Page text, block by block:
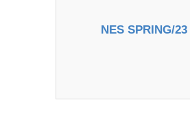
NES SPRING/23